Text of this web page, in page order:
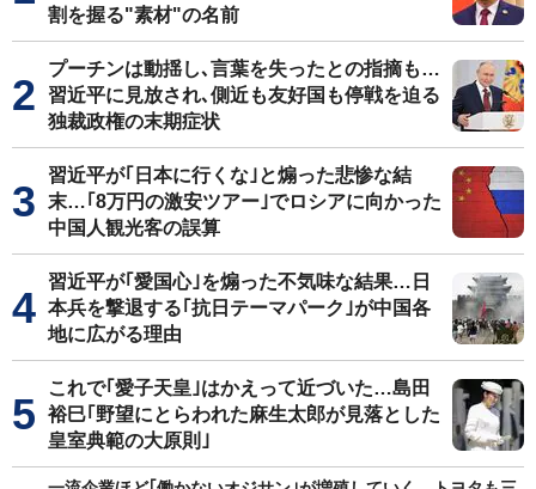
割を握る"素材"の名前
プーチンは動揺し､言葉を失ったとの指摘も…
習近平に見放され､側近も友好国も停戦を迫る
独裁政権の末期症状
習近平が｢日本に行くな｣と煽った悲惨な結
末…｢8万円の激安ツアー｣でロシアに向かった
中国人観光客の誤算
習近平が｢愛国心｣を煽った不気味な結果…日
本兵を撃退する｢抗日テーマパーク｣が中国各
地に広がる理由
これで｢愛子天皇｣はかえって近づいた…島田
裕巳｢野望にとらわれた麻生太郎が見落とした
皇室典範の大原則｣